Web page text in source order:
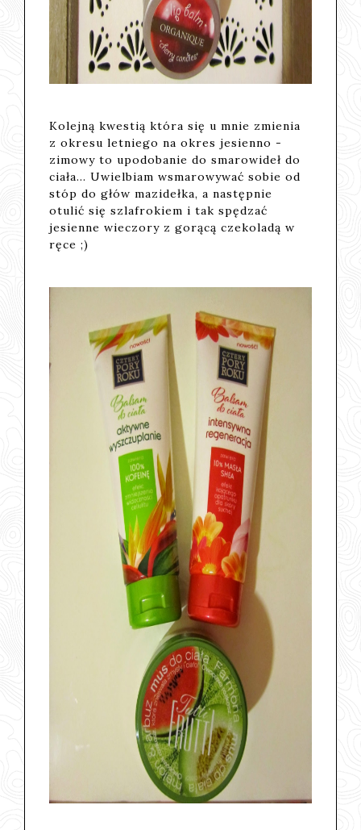
Kolejną kwestią która się u mnie zmienia
z okresu letniego na okres jesienno -
zimowy to upodobanie do smarowideł do
ciała... Uwielbiam wsmarowywać sobie od
stóp do głów mazidełka, a następnie
otulić się szlafrokiem i tak spędzać
jesienne wieczory z gorącą czekoladą w
ręce ;)